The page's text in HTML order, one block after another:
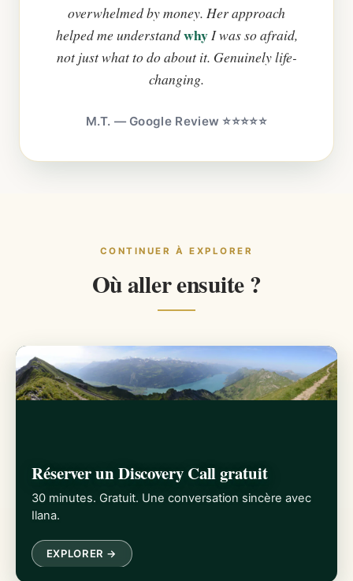
overwhelmed by money. Her approach
helped me understandwhyI was so afraid,
not just what to do about it. Genuinely life-
changing.
M.T. — Google Review ⭐⭐⭐⭐⭐
CONTINUER À EXPLORER
Où aller ensuite ?
Réserver un Discovery Call gratuit
30 minutes. Gratuit. Une conversation sincère avec
Ilana.
EXPLORER →